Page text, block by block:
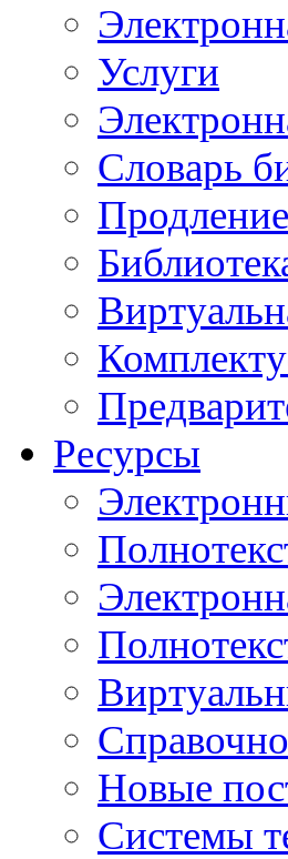
Услуги
Словарь
Ресурсы
Новые
Cистемы